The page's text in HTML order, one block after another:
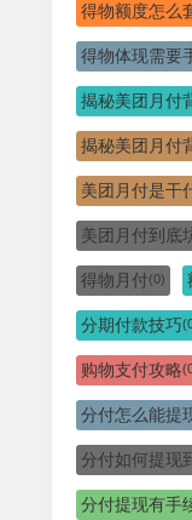
得物额度怎么
得物体现需要
揭秘美团月付
揭秘美团月付
美团月付是干
美团月付到底
得物月付(0)
分期付款技巧
购物支付攻略
分付怎么能提
分付如何提现
分付提现有手